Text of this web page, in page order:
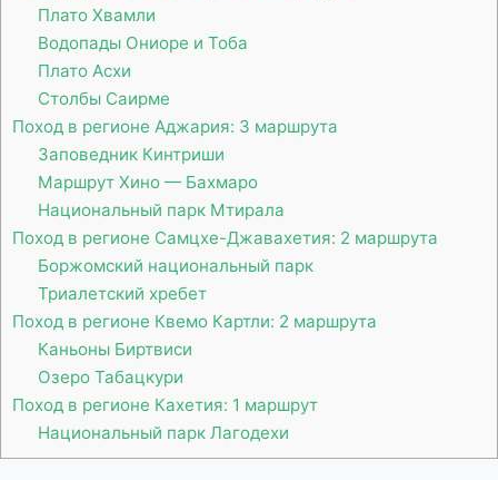
Плато Хвамли
Водопады Ониоре и Тоба
Плато Асхи
Столбы Саирме
Поход в регионе Аджария: 3 маршрута
Заповедник Кинтриши
Маршрут Хино — Бахмаро
Национальный парк Мтирала
Поход в регионе Самцхе-Джавахетия: 2 маршрута
Боржомский национальный парк
Триалетский хребет
Поход в регионе Квемо Картли: 2 маршрута
Каньоны Биртвиси
Озеро Табацкури
Поход в регионе Кахетия: 1 маршрут
Национальный парк Лагодехи